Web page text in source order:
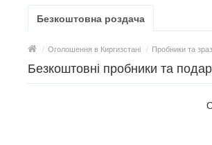
Безкоштовна роздача
/ Оголошення в Киргизстані / Пробники та
Безкоштовні пробники та